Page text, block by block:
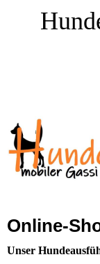
Online-
Unser